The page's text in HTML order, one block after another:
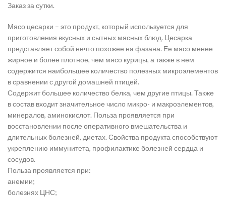
Заказ за сутки.
Мясо цесарки – это продукт, который используется для
приготовления вкусных и сытных мясных блюд. Цесарка
представляет собой нечто похожее на фазана. Ее мясо менее
жирное и более плотное, чем мясо курицы, а также в нем
содержится наибольшее количество полезных микроэлементов
в сравнении с другой домашней птицей.
Содержит большее количество белка, чем другие птицы. Также
в состав входит значительное число микро- и макроэлементов,
минералов, аминокислот. Польза проявляется при
восстановлении после оперативного вмешательства и
длительных болезней, диетах. Свойства продукта способствуют
укреплению иммунитета, профилактике болезней сердца и
сосудов.
Польза проявляется при:
анемии;
болезнях ЦНС;